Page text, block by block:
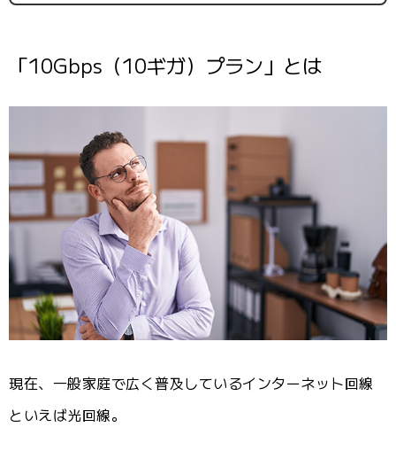
「10Gbps（10ギガ）プラン」とは
現在、一般家庭で広く普及しているインターネット回線
といえば光回線。